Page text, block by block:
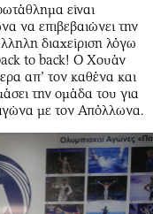
είναι
να επιβεβαιώνει την
διαχείριση λόγω
to back! Ο Χουάν
απ’ τον καθένα και
την ομάδα του για
με τον Απόλλωνα.